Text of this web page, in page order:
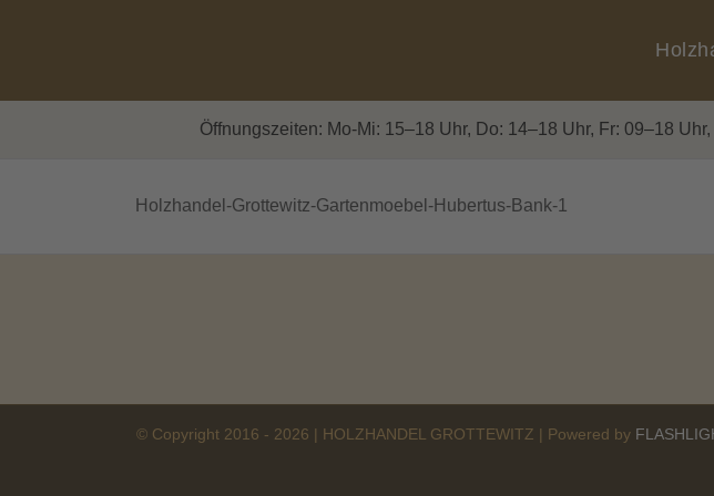
Öffnungszeiten: Mo-Mi: 15–18 Uhr, Do: 14–18 Uhr, Fr: 09–18
Holzhandel-Grottewitz-Gartenmoebel-Hubertus-Bank-1
© Copyright 2016 - 2026 | HOLZHANDEL GROTTEWITZ | Powered by